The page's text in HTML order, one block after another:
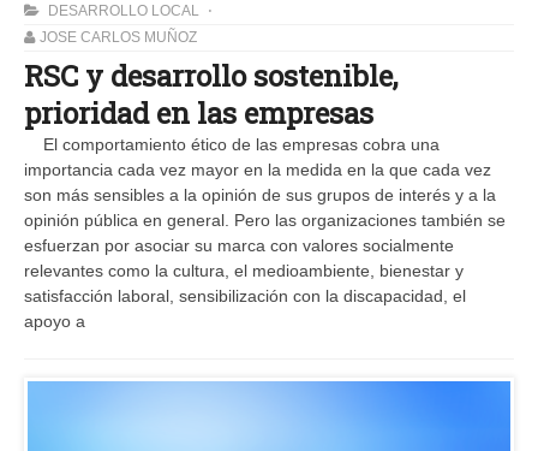
DESARROLLO LOCAL
JOSE CARLOS MUÑOZ
RSC y desarrollo sostenible,
prioridad en las empresas
El comportamiento ético de las empresas cobra una
importancia cada vez mayor en la medida en la que cada vez
son más sensibles a la opinión de sus grupos de interés y a la
opinión pública en general. Pero las organizaciones también se
esfuerzan por asociar su marca con valores socialmente
relevantes como la cultura, el medioambiente, bienestar y
satisfacción laboral, sensibilización con la discapacidad, el
apoyo a